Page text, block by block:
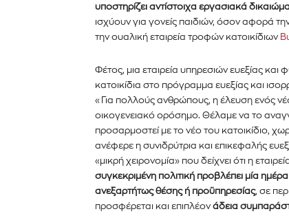
πρώτοι για τα νέα
εξελίξεις της αγοράς.
κάντε κλικ στο κουμπί εγγραφής
ιδιωτικότητά σας και δεν θα σας
σας είναι ασφαλείς μαζί μας.
υποστηρίζει αντίστοιχα εργασιακά
ισχύουν για γονείς παιδιών, όσον αφορά
την ουαλική εταιρεία τροφών κατοικίδιων
Φέτος, μια εταιρεία υπηρεσιών ευεξίας
κατοικίδια στο πρόγραμμα ευεξίας και
«Για πολλούς ανθρώπους, η έλευση ενός
οικογενειακό ορόσημο. Θέλαμε να το
προσαρμοστεί με το νέο του κατοικίδιο,
ανέφερε η συνιδρύτρια και επικεφαλής
«μικρή χειρονομία» που δείχνει ότι η
συγκεκριμένη πολιτική προβλέπει μία
ανεξαρτήτως θέσης ή προϋπηρεσίας, σε
προσφέρεται και επιπλέονάδεια